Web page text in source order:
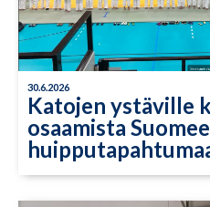
30.6.2026
Katojen ystäville
osaamista